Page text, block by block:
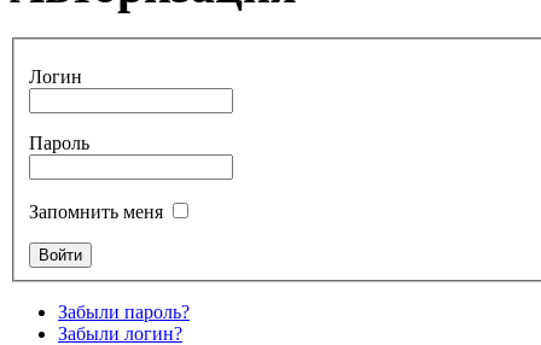
Логин
Пароль
Запомнить меня
Забыли пароль?
Забыли логин?